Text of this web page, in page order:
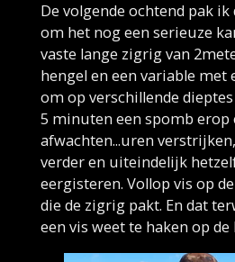
De volgende ochtend pak
om het nog een serieuze
vaste lange zigrig van
hengel en een variable met
om op verschillende
5 minuten een spomb erop
afwachten...uren
verder en uiteindelijk
eergisteren. Vollop vis op
die de zigrig pakt. En dat
een vis weet te haken op de